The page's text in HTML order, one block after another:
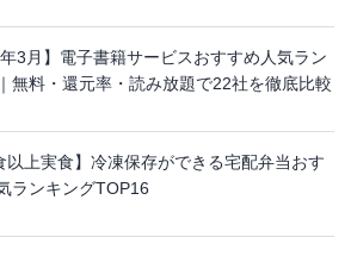
年3月】電子書籍サービスおすすめ人気ラン
無料・還元率・読み放題で22社を徹底比較
以上実食】冷凍保存ができる宅配弁当おす
ランキングTOP16